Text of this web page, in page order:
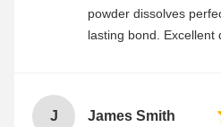
powder dissolves
lasting bond. Excellent
J James Smith